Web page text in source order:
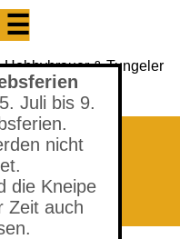
Juli bis 9.
nicht
die Kneipe
Zeit auch
& Tungeler
2017
seit 1903
☰